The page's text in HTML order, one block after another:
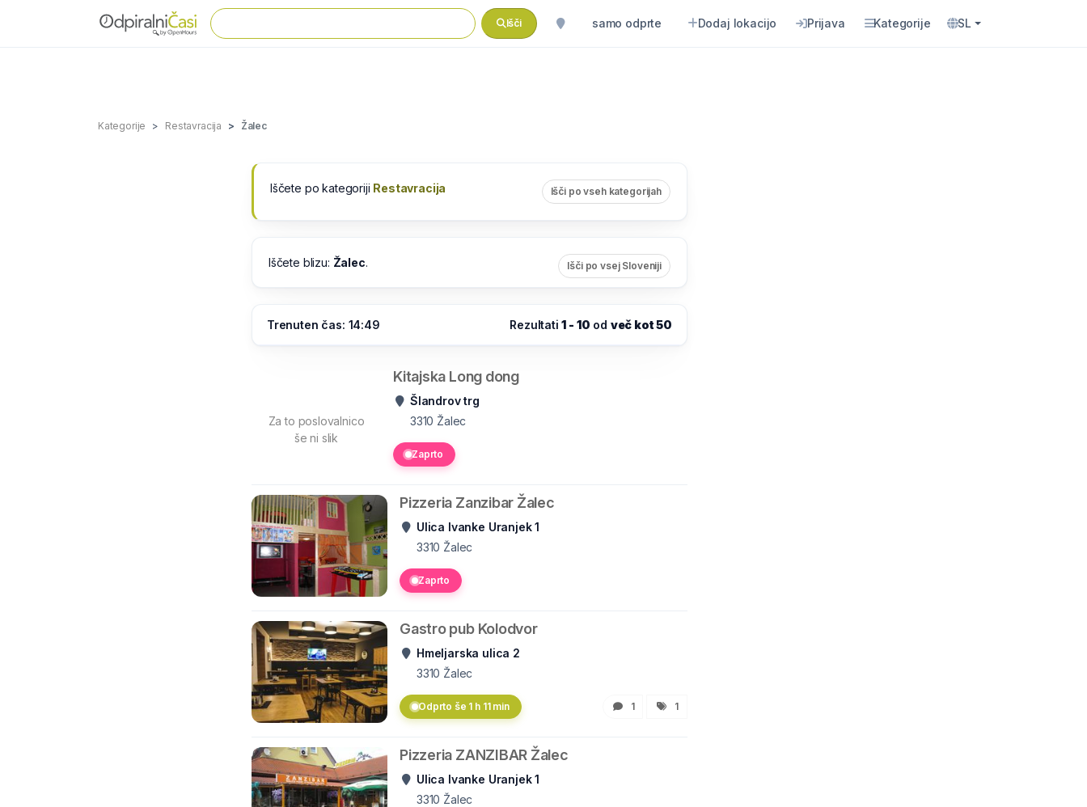
Išči samo odprte Dodaj lokacijo Prijava Kategorije SL
Kategorije Restavracija Žalec
Iščete po kategoriji Restavracija Išči po vseh kategorijah
Iščete blizu: Žalec. Išči po vsej Sloveniji
Trenuten čas: 14:49 Rezultati1 - 10 od več kot 50
Za to poslovalnico
še ni slik
Kitajska Long dong
Šlandrov trg
3310 Žalec
Zaprto
Pizzeria Zanzibar Žalec
Ulica Ivanke Uranjek 1
3310 Žalec
Zaprto
Gastro pub Kolodvor
Hmeljarska ulica 2
3310 Žalec
Odprto še 1 h 11 min 1 1
Pizzeria ZANZIBAR Žalec
Ulica Ivanke Uranjek 1
3310 Žalec